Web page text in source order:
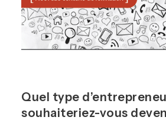
Quel type
souhaiteriez-vous